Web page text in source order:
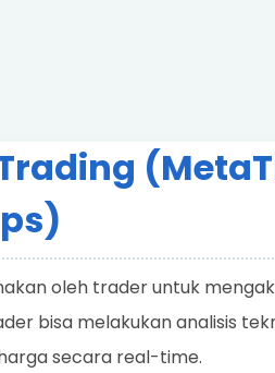
oleh trader untuk
bisa melakukan analisis
secara real-time.